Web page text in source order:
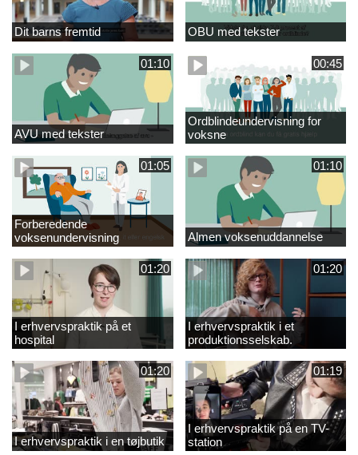
Dit barns fremtid OBU med tekster
01:10
AVU med tekster
00:45
Ordblindeundervisning for
voksne
01:05
Forberedende
voksenundervisning
01:10
Almen voksenuddannelse
01:20
I erhvervspraktik på et
hospital
01:20
I erhvervspraktik i et
produktionsselskab.
01:20
I erhvervspraktik i en tøjbutik
01:19
I erhvervspraktik på en TV-
station